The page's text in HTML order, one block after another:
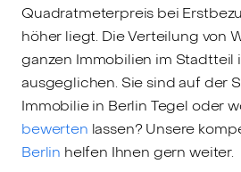
Quadratmeterpreis bei
höher liegt. Die Verteilung von
ganzen Immobilien im Stadtteil
ausgeglichen. Sie sind auf der
Immobilie in Berlin Tegel oder
bewerten lassen? Unsere
Berlin helfen Ihnen gern weiter.